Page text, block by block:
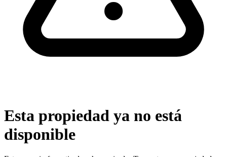
Esta propiedad ya no está
disponible